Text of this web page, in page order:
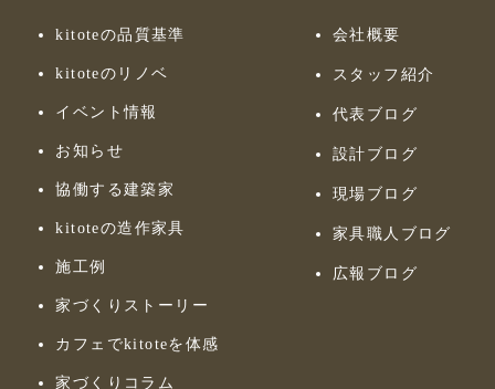
kitoteの品質基準
kitoteのリノベ
イベント情報
お知らせ
協働する建築家
kitoteの造作家具
施工例
家づくりストーリー
カフェでkitoteを体感
家づくりコラム
会社概要
スタッフ紹介
代表ブログ
設計ブログ
現場ブログ
家具職人ブログ
広報ブログ